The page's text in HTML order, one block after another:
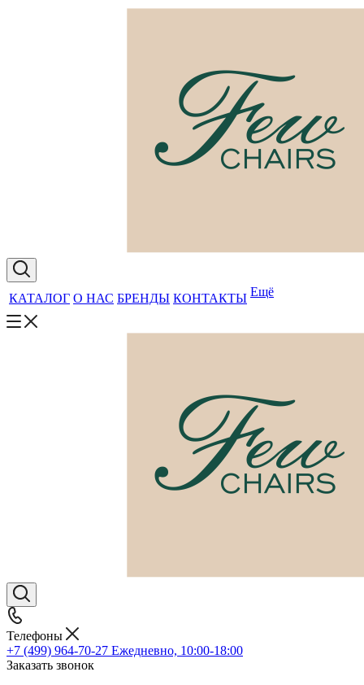
КАТАЛОГ О НАС БРЕНДЫ КОНТАКТЫ Ещё
Телефоны
+7 (499) 964-70-27 Ежедневно, 10:00-18:00
Заказать звонок